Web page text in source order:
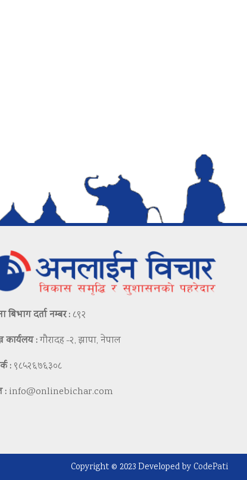
बिभाग दर्ता नम्बर : ८९२
कार्यलय :गौरादह -२, झापा, नेपाल
: ९८५२६७६३०८
: info@onlinebichar.com
Copyright © 2023 Developed byCodePati